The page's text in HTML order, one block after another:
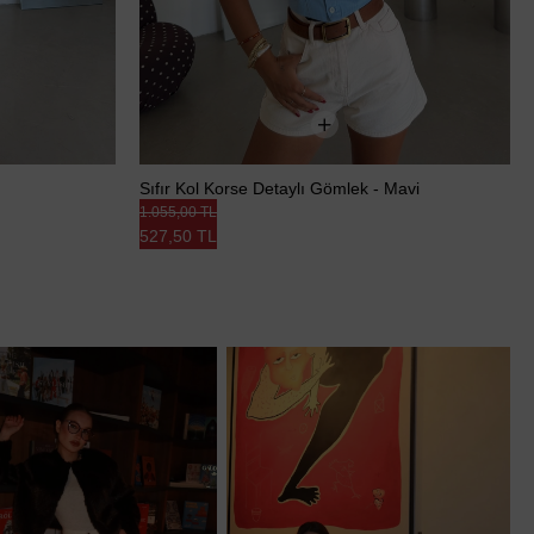
Sıfır Kol Korse Detaylı Gömlek - Mavi
527,50 TL
1.055,00 TL